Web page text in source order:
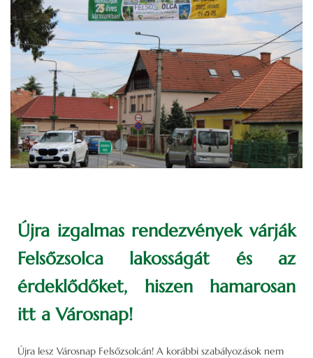
Újra izgalmas rendezvények várják
Felsőzsolca lakosságát és az
érdeklődőket, hiszen hamarosan
itt a Városnap!
Újra lesz Városnap Felsőzsolcán! A korábbi szabályozások nem